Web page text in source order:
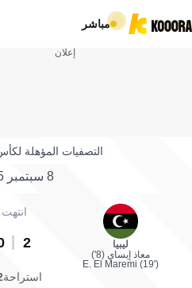
مباشر
إعلان
التصفيات المؤهلة
8 سبتمبر 2025
ليبيا
معاذ إيساي (8')
E. El Maremi (19')
انتهت
2
استراحة